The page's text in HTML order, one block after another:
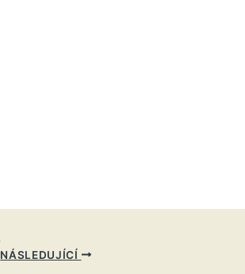
NÁSLEDUJÍCÍ